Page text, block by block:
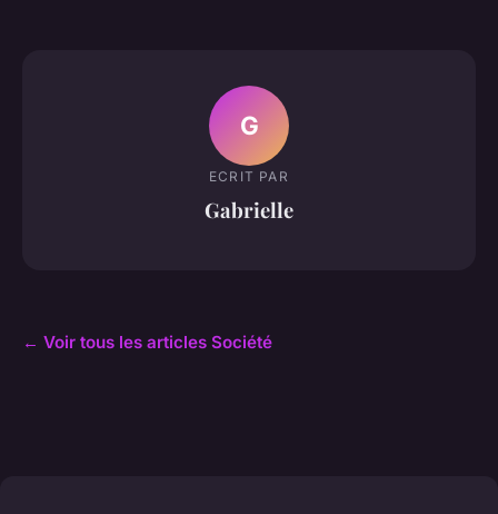
G
ECRIT PAR
Gabrielle
← Voir tous les articles Société